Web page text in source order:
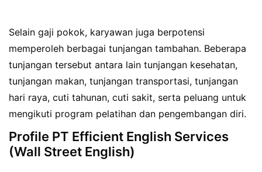
Selain gaji pokok, karyawan juga berpotensi
memperoleh berbagai tunjangan tambahan. Beberapa
tunjangan tersebut antara lain tunjangan kesehatan,
tunjangan makan, tunjangan transportasi, tunjangan
hari raya, cuti tahunan, cuti sakit, serta peluang untuk
mengikuti program pelatihan dan pengembangan diri.
Profile PT Efficient English Services
(Wall Street English)